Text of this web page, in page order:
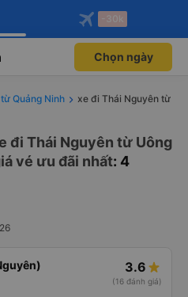
ngay!
viên độc
Mở app
vé máy bay qua
Mở app
-30k
Chọn ngày
Quảng Ninh
xe đi Thái Nguyên từ
đi Thái Nguyên từ Uông
vé ưu đãi nhất: 4
3.6
(16 đánh giá)